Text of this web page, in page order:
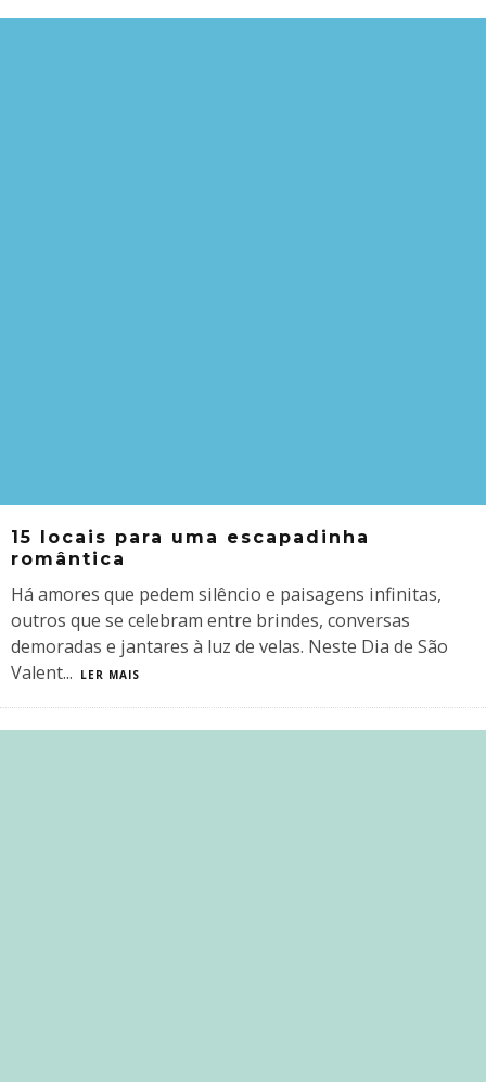
15 locais para uma escapadinha
romântica
Há amores que pedem silêncio e paisagens infinitas,
outros que se celebram entre brindes, conversas
demoradas e jantares à luz de velas. Neste Dia de São
Valent... LER MAIS